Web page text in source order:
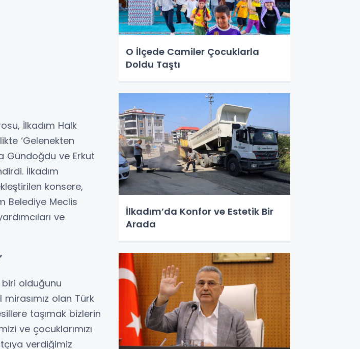
İlkadım Halk
‘Gelenekten
Gündoğdu ve Erkut
İlkadım
konsere,
Belediye Meclis
ve
olduğunu
mirasımız olan Türk
taşımak bizlerin
ve çocuklarımızı
verdiğimiz
O İlçede Camiler Çocuklarla
Doldu Taştı
İlkadım’da Konfor ve Estetik Bir
Arada